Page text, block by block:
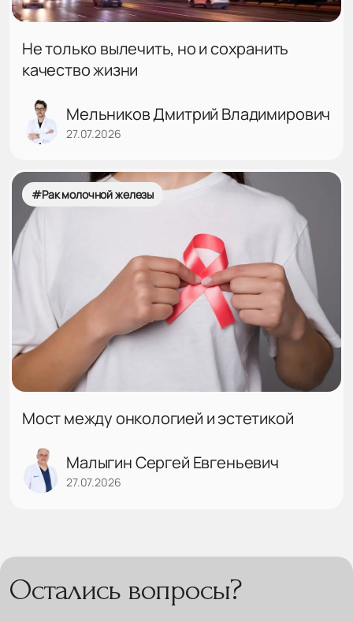
Не только вылечить, но и сохранить
качество жизни
Мельников Дмитрий Владимирович
27.07.2026
#Рак молочной железы
Мост между онкологией и эстетикой
Малыгин Сергей Евгеньевич
27.07.2026
Остались вопросы?